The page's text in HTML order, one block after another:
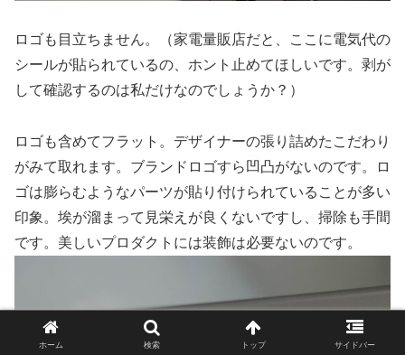
ロゴも目立ちません。（家電量販店だと、ここに電気代の
シールが貼られているの、ホント止めてほしいです。剥が
して確認するのは私だけなのでしょうか？）
ロゴも含めてフラット。デザイナーの張り詰めたこだわり
がみて取れます。ブランドロゴすら凹凸がないのです。ロ
ゴは膨らむようなパーツが貼り付けられていることが多い
印象。埃が溜まって見栄えが良くないですし、掃除も手間
です。美しいプロダクトには装飾は必要ないのです。
ホーム 検索 トップ サイドバー